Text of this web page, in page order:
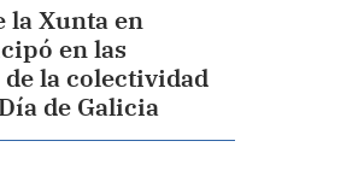
la Xunta en
en las
la colectividad
de Galicia